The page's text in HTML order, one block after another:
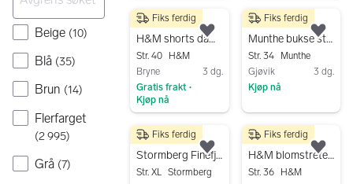
Beige (10)
Blå (35)
Brun (14)
Flerfarget
(2 995)
Grå (7)
100 kr
H&M shorts dame str. 40 flerfarget bomull
Str. 40
H&M
Bryne
3 dg.
Gratis frakt •
Kjøp nå
Fiks ferdig
Legg til som favoritt.
500 kr
Munthe bukse str 34 grønn flerfarget viskose
Str. 34
Munthe
Gjøvik
3 dg.
Kjøp nå
Fiks ferdig
Gå til annonsen
150 kr
Stormberg Finefjell Rec bukse XL flerfarget dame
Str. XL Stormberg
Fiks ferdig
Legg til som favoritt.
199 kr
H&M blomstrete bukse dame str 36 flerfarget bomull
Str. 36
H&M
Fiks ferdig